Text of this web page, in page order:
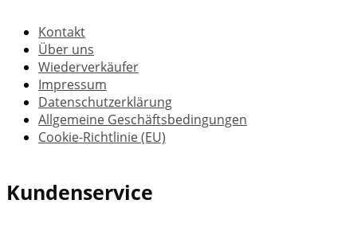
Kontakt
Über uns
Wiederverkäufer
Impressum
Datenschutzerklärung
Allgemeine Geschäftsbedingungen
Cookie-Richtlinie (EU)
Kundenservice